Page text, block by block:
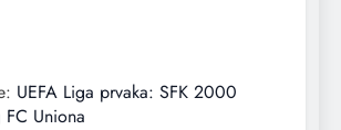
UEFA Liga prvaka: SFK 2000
Uniona